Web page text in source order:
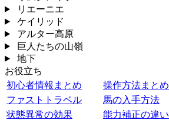
リエーニエ
ケイリッド
アルター高原
巨人たちの山嶺
地下
お役立ち
初心者情報まとめ
操作方法まとめ
ファストトラベル
馬の入手方法
状態異常の効果
能力補正の違い